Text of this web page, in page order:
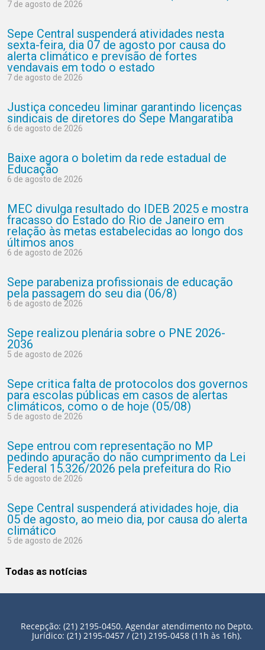
7 de agosto de 2026
Sepe Central suspenderá atividades nesta
sexta-feira, dia 07 de agosto por causa do
alerta climático e previsão de fortes
vendavais em todo o estado
7 de agosto de 2026
Justiça concedeu liminar garantindo licenças
sindicais de diretores do Sepe Mangaratiba
6 de agosto de 2026
Baixe agora o boletim da rede estadual de
Educação
6 de agosto de 2026
MEC divulga resultado do IDEB 2025 e mostra
fracasso do Estado do Rio de Janeiro em
relação às metas estabelecidas ao longo dos
últimos anos
6 de agosto de 2026
Sepe parabeniza profissionais de educação
pela passagem do seu dia (06/8)
6 de agosto de 2026
Sepe realizou plenária sobre o PNE 2026-
2036
5 de agosto de 2026
Sepe critica falta de protocolos dos governos
para escolas públicas em casos de alertas
climáticos, como o de hoje (05/08)
5 de agosto de 2026
Sepe entrou com representação no MP
pedindo apuração do não cumprimento da Lei
Federal 15.326/2026 pela prefeitura do Rio
5 de agosto de 2026
Sepe Central suspenderá atividades hoje, dia
05 de agosto, ao meio dia, por causa do alerta
climático
5 de agosto de 2026
Todas as notícias
Recepção: (21) 2195-0450. Agendar atendimento no Depto.
Jurídico: (21) 2195-0457 / (21) 2195-0458 (11h às 16h).